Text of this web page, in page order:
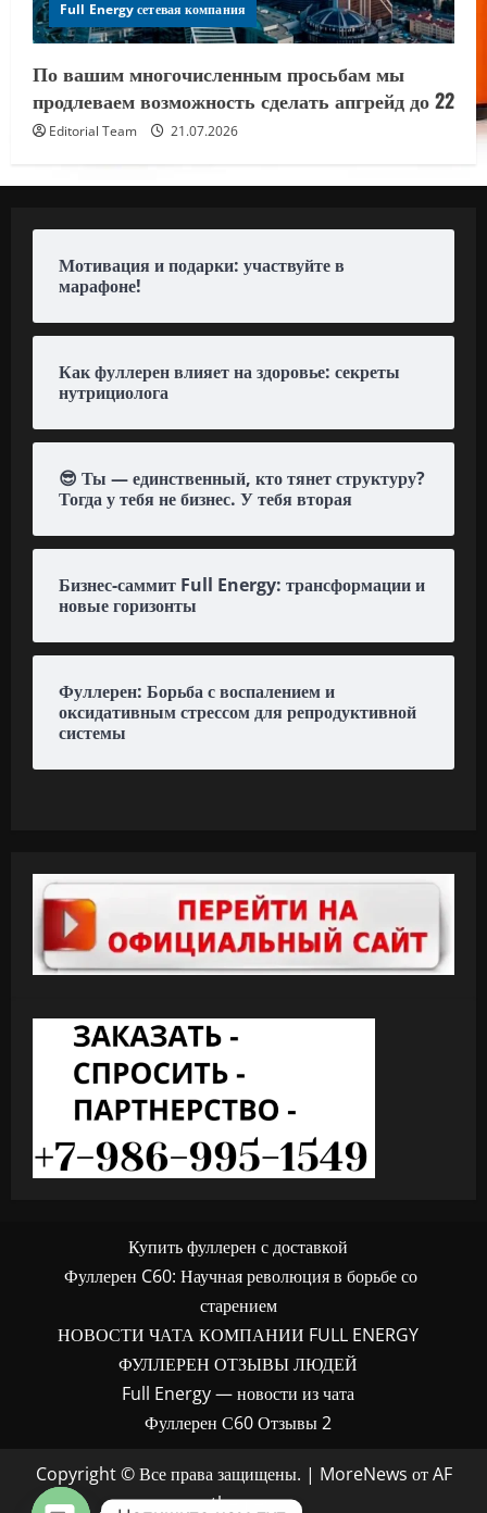
Full Energy сетевая компания
По вашим многочисленным просьбам мы
продлеваем возможность сделать апгрейд до 22
Editorial Team 21.07.2026
Мотивация и подарки: участвуйте в
марафоне!
Как фуллерен влияет на здоровье: секреты
нутрициолога
😎 Ты — единственный, кто тянет структуру?
Тогда у тебя не бизнес. У тебя вторая
Бизнес-саммит Full Energy: трансформации и
новые горизонты
Фуллерен: Борьба с воспалением и
оксидативным стрессом для репродуктивной
системы
Купить фуллерен с доставкой
Фуллерен C60: Научная революция в борьбе со
старением
НОВОСТИ ЧАТА КОМПАНИИ FULL ENERGY
ФУЛЛЕРЕН ОТЗЫВЫ ЛЮДЕЙ
Full Energy — новости из чата
Фуллерен С60 Отзывы 2
Copyright © Все права защищены. | MoreNews от AF
themes.